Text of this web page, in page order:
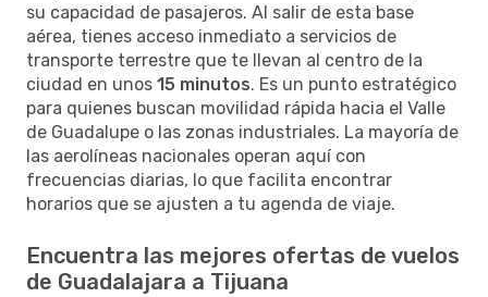
su capacidad de pasajeros. Al salir de esta base
aérea, tienes acceso inmediato a servicios de
transporte terrestre que te llevan al centro de la
ciudad en unos 15 minutos. Es un punto estratégico
para quienes buscan movilidad rápida hacia el Valle
de Guadalupe o las zonas industriales. La mayoría de
las aerolíneas nacionales operan aquí con
frecuencias diarias, lo que facilita encontrar
horarios que se ajusten a tu agenda de viaje.
Encuentra las mejores ofertas de vuelos
de Guadalajara a Tijuana